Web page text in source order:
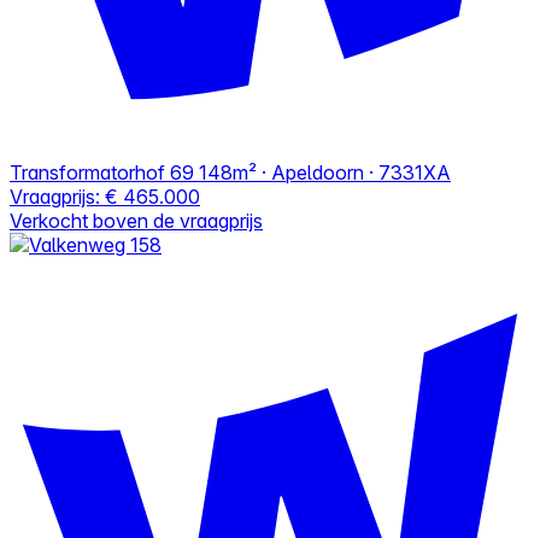
Transformatorhof 69 148m² · Apeldoorn · 7331XA
Vraagprijs: € 465.000
Verkocht boven de vraagprijs